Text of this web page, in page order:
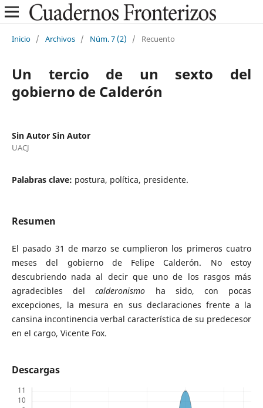
Inicio / Archivos / Núm. 7 (2) / Recuento
Un tercio de un sexto del
gobierno de Calderón
Sin Autor Sin Autor
UACJ
Palabras clave: postura, política, presidente.
Resumen
El pasado 31 de marzo se cumplieron los primeros cuatro
meses del gobierno de Felipe Calderón. No estoy
descubriendo nada al decir que uno de los rasgos más
agradecibles delcalderonismo ha sido, con pocas
excepciones, la mesura en sus declaraciones frente a la
cansina incontinencia verbal característica de su predecesor
en el cargo, Vicente Fox.
Descargas